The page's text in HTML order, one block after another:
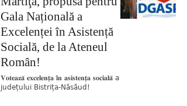
Gala Națională a
Excelenței în Asistență
Socială, de la Ateneul
Român!
𝐕𝐨𝐭𝐞𝐚𝐳𝐚̆ 𝐞𝐱𝐜𝐞𝐥𝐞𝐧𝐭̦𝐚 𝐢̂𝐧 𝐚𝐬𝐢𝐬𝐭𝐞𝐧𝐭̦𝐚 𝐬𝐨𝐜𝐢𝐚𝐥𝐚̆ a
județului Bistrița-Năsăud!